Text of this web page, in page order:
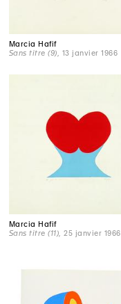
Marcia Hafif
Sans titre (9) , 13 janvier 1966
Marcia Hafif
Sans titre (11), 25 janvier 1966